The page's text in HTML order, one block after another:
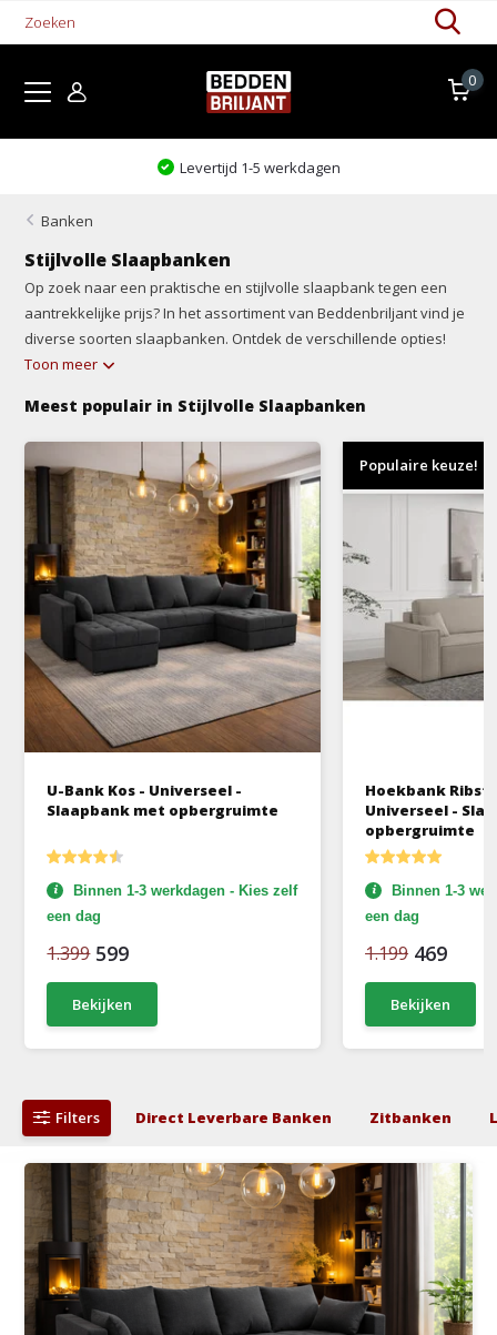
0
Kom proefliggen!
Banken
Stijlvolle Slaapbanken
Op zoek naar een praktische en stijlvolle slaapbank tegen een
aantrekkelijke prijs? In het assortiment van Beddenbriljant vind je
diverse soorten slaapbanken. Ontdek de verschillende opties!
Toon meer
Meest populair in Stijlvolle Slaapbanken
U-Bank Kos - Universeel -
Slaapbank met opbergruimte
Binnen 1-3 werkdagen - Kies zelf
een dag
1.399 599
Bekijken
Populaire keuze!
Hoekbank
Universeel -
opbergruimte
Binnen 1-3
een dag
1.199 469
Bekijken
Filters Direct Leverbare Banken Zitbanken